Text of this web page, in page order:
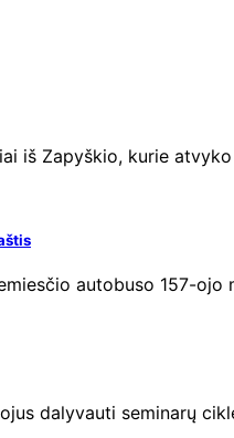
iš Zapyškio, kurie
autobuso 157-
dalyvauti seminarų